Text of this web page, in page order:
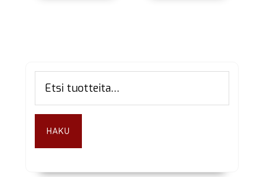
Ensisijainen
sivupalkki
HAKU